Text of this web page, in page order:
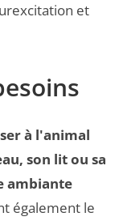
et
à l'animal
son lit ou sa
ambiante
également le